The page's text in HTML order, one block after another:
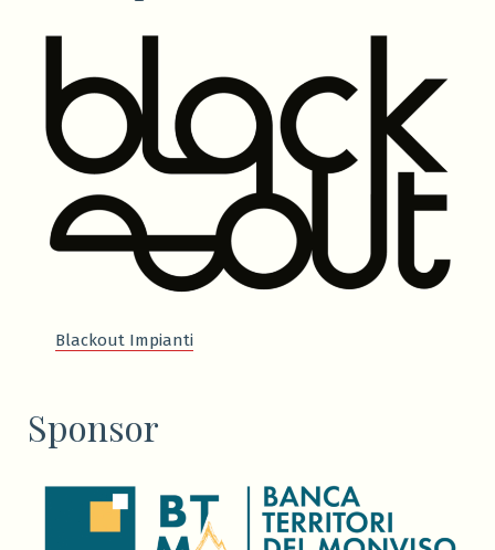
Blackout Impianti
Sponsor